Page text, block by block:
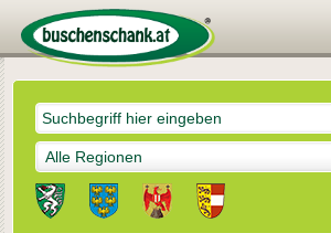
Alle Regionen